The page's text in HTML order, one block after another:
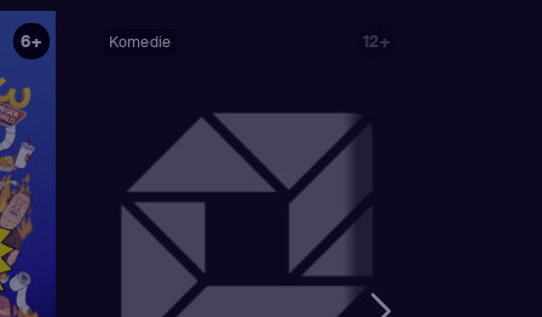
Nancy Cartwright
Hank Azaria
/ Clancy
/
Simpson /
Mel /
Quimby)
Simpson / Patty
6+ Komedie 12+